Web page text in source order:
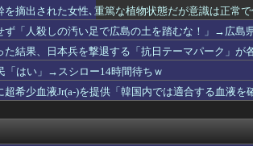
職員さん、3億3400万円しか回...
けコンテンツが入ってくるのは許せない...
出してくれたら、 そのまま食べるから...
れるのか助かるな（8/9）
呼ぶな！」 涙ながらに訴え「俺を何...
多いんだ？私に見えない何かが見えてい...
を摘出された女性､重篤な植物状態だが意識は正常
ず「人殺しの汚い足で広島の土を踏むな！」→広島
た結果、日本兵を撃退する「抗日テーマパーク」が
「はい」→スシロー14時間待ちｗ
超希少血液Jr(a-)を提供「韓国内では適合する血液